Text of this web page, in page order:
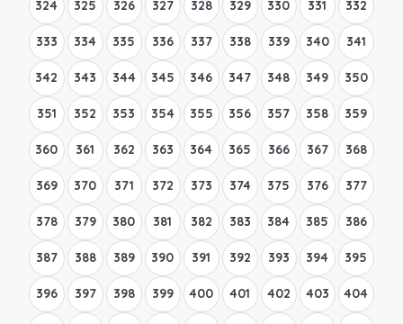
324 325 326 327 328 329 330 331 332
333 334 335 336 337 338 339 340 341
342 343 344 345 346 347 348 349 350
351 352 353 354 355 356 357 358 359
360 361 362 363 364 365 366 367 368
369 370 371 372 373 374 375 376 377
378 379 380 381 382 383 384 385 386
387 388 389 390 391 392 393 394 395
396 397 398 399 400 401 402 403 404